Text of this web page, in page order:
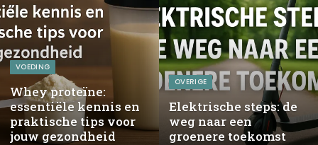
VOEDING
Whey proteïne:
essentiële kennis en
praktische tips voor
jouw gezondheid
OVERIGE
Elektrische steps: de
weg naar een
groenere toekomst